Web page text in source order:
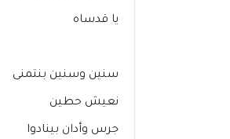
يا قدساه
سنين وسنين بنتمنى
نعيش حطين
جرس وأدان بينادوا